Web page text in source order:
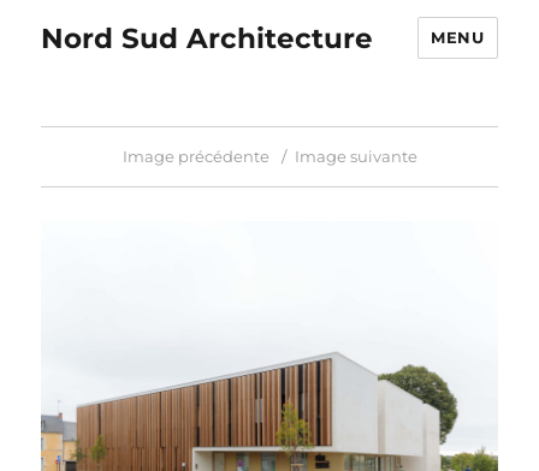
Nord Sud Architecture MENU
Image précédente Image suivante